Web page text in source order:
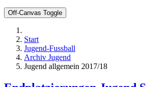
Off-Canvas Toggle
Start
Jugend-Fussball
Archiv Jugend
Jugend allgemein 2017/18